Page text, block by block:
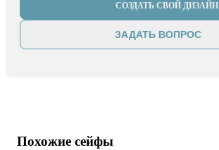
СОЗДАТЬ СВОЙ ДИЗАЙН
ЗАДАТЬ ВОПРОС
Похожие сейфы